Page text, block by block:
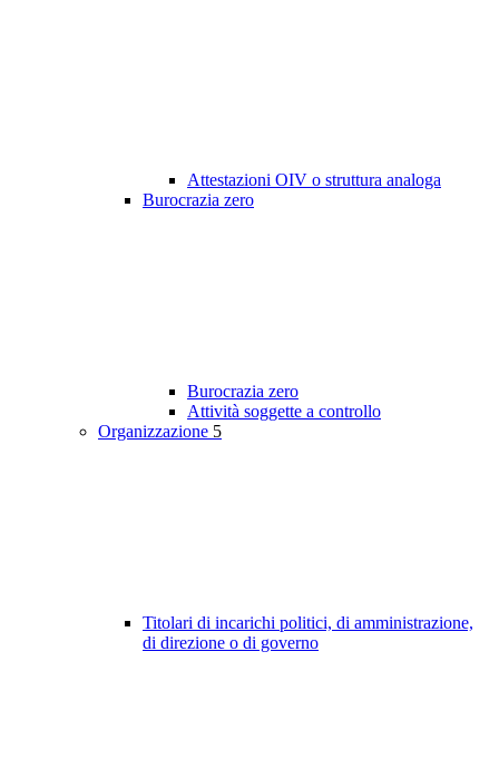
Attestazioni OIV o struttura analoga
Burocrazia zero
Burocrazia zero
Attività soggette a controllo
Organizzazione 5
Titolari di incarichi politici, di amministrazione,
di direzione o di governo